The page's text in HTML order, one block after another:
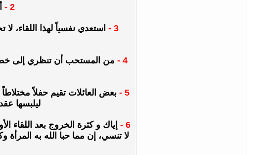
2 -
3 -
استعدي نفسياً لهذا اللقاء،
4 -
من المستحب أن تنظري إلى
5 -
بعض العائلات تقيم حفلاً
ليلبسها
6 -
إياك و كثرة الخروج بعد اللقاء
لا تنسي، إن مما حبا الله به